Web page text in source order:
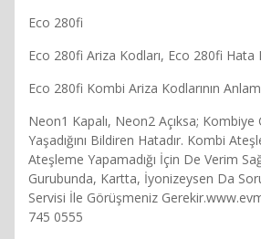
Eco 280fi
Eco 280fi Ariza Kodları, Eco 280fi Hata
Eco 280fi Kombi Ariza Kodlarının
Neon1 Kapalı, Neon2 Açıksa; Kombiye
Yaşadığını Bildiren Hatadır. Kombi
Ateşleme Yapamadığı İçin De Verim
Gurubunda, Kartta, İyonizeysen Da
Servisi İle Görüşmeniz
745 0555